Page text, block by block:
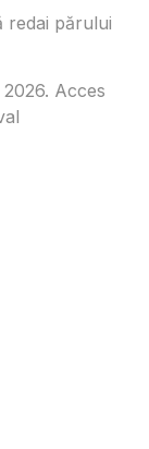
redai părului
Acces